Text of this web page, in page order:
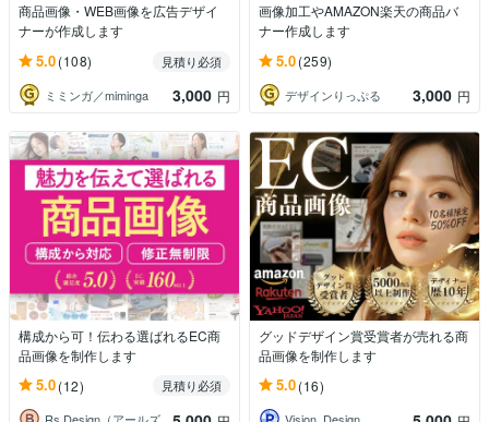
商品画像・WEB画像を広告デザイ
ナーが作成します
5.0(108)
見積り必須
ミミンガ／miminga
3,000 円
画像加工やAMAZON楽天の商品バ
ナー作成します
5.0(259)
デザインりっぷる 3,000 円
構成から可！伝わる選ばれるEC商
品画像を制作します
5.0(12)
見積り必須
グッドデザイン賞受賞者が売れる商
品画像を制作します
5.0(16)